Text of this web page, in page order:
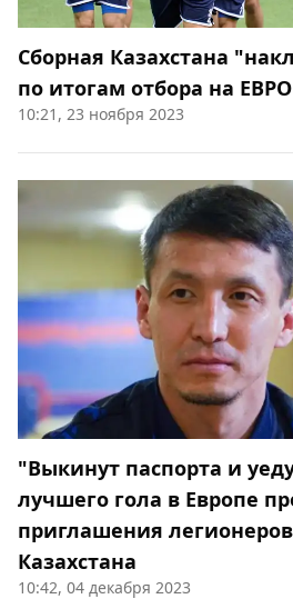
Сборная Казахстана
по итогам отбора на ЕВРО
10:21, 23 ноября 2023
"Выкинут паспорта и уедут":
лучшего гола в Европе
приглашения
Казахстана
10:42, 04 декабря 2023